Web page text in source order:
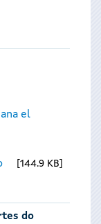
el
144.9 KB
do